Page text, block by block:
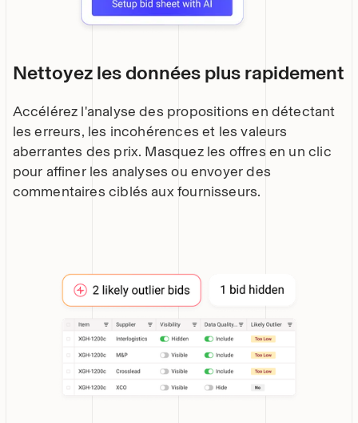
Nettoyez les données plus rapidement
Accélérez l'analyse des propositions en détectant
les erreurs, les incohérences et les valeurs
aberrantes des prix. Masquez les offres en un clic
pour affiner les analyses ou envoyer des
commentaires ciblés aux fournisseurs.